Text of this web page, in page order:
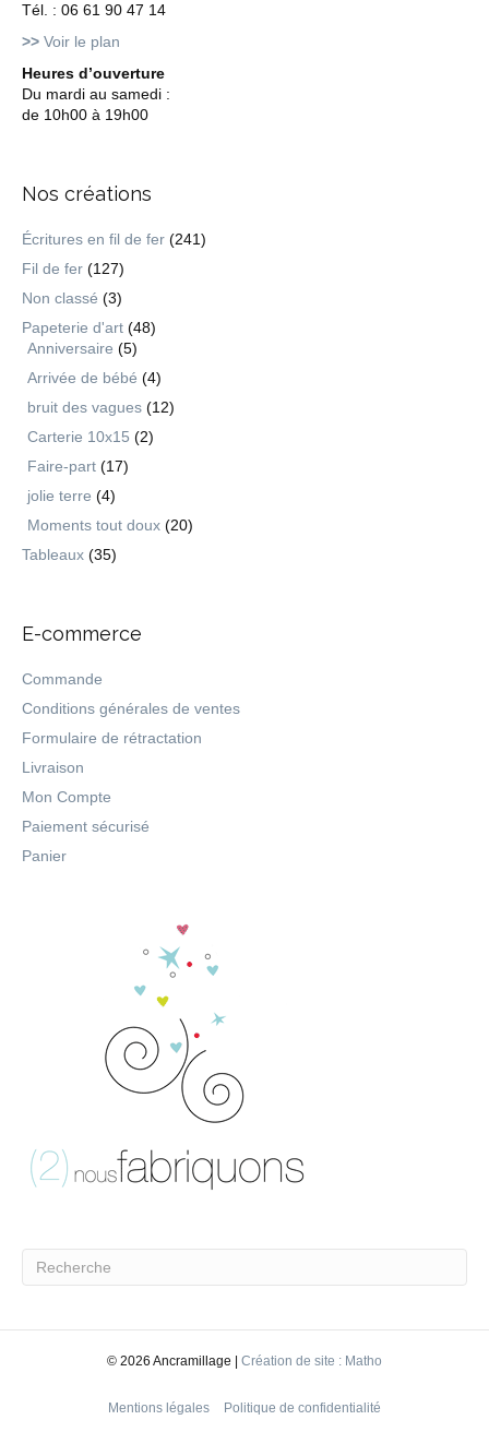
Tél. : 06 61 90 47 14
>> Voir le plan
Heures d’ouverture
Du mardi au samedi :
de 10h00 à 19h00
Nos créations
Écritures en fil de fer (241)
Fil de fer (127)
Non classé (3)
Papeterie d'art (48)
Anniversaire (5)
Arrivée de bébé (4)
bruit des vagues (12)
Carterie 10x15 (2)
Faire-part (17)
jolie terre (4)
Moments tout doux (20)
Tableaux (35)
E-commerce
Commande
Conditions générales de ventes
Formulaire de rétractation
Livraison
Mon Compte
Paiement sécurisé
Panier
© 2026 Ancramillage | Création de site : Matho
Mentions légales Politique de confidentialité